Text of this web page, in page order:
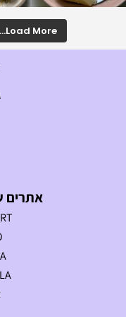
Load More...
אתרים